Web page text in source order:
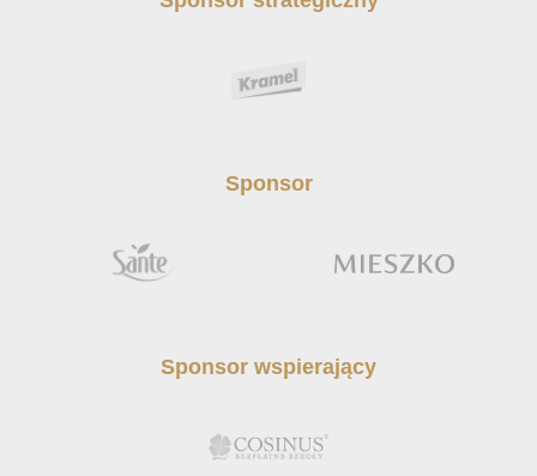
Sponsor
Sponsor wspierający